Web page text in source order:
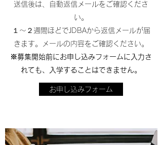
送信後は、自動返信メールをご確認くださ
い。
１〜２週間ほどでJDBAから返信メールが届
きます。メールの内容をご確認ください。
※募集開始前にお申し込みフォームに入力さ
れても、入学することはできません。
お申し込みフォーム